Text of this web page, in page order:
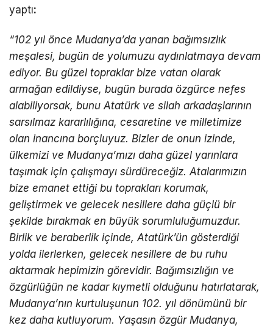
yaptı:
“102 yıl önce Mudanya’da yanan bağımsızlık
meşalesi, bugün de yolumuzu aydınlatmaya devam
ediyor. Bu güzel topraklar bize vatan olarak
armağan edildiyse, bugün burada özgürce nefes
alabiliyorsak, bunu Atatürk ve silah arkadaşlarının
sarsılmaz kararlılığına, cesaretine ve milletimize
olan inancına borçluyuz. Bizler de onun izinde,
ülkemizi ve Mudanya’mızı daha güzel yarınlara
taşımak için çalışmayı sürdüreceğiz. Atalarımızın
bize emanet ettiği bu toprakları korumak,
geliştirmek ve gelecek nesillere daha güçlü bir
şekilde bırakmak en büyük sorumluluğumuzdur.
Birlik ve beraberlik içinde, Atatürk’ün gösterdiği
yolda ilerlerken, gelecek nesillere de bu ruhu
aktarmak hepimizin görevidir. Bağımsızlığın ve
özgürlüğün ne kadar kıymetli olduğunu hatırlatarak,
Mudanya’nın kurtuluşunun 102. yıl dönümünü bir
kez daha kutluyorum. Yaşasın özgür Mudanya,